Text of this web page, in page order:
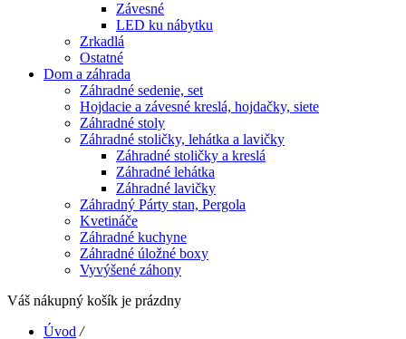
Závesné
LED ku nábytku
Zrkadlá
Ostatné
Dom a záhrada
Záhradné sedenie, set
Hojdacie a závesné kreslá, hojdačky, siete
Záhradné stoly
Záhradné stoličky, lehátka a lavičky
Záhradné stoličky a kreslá
Záhradné lehátka
Záhradné lavičky
Záhradný Párty stan, Pergola
Kvetináče
Záhradné kuchyne
Záhradné úložné boxy
Vyvýšené záhony
Váš nákupný košík je prázdny
Úvod /